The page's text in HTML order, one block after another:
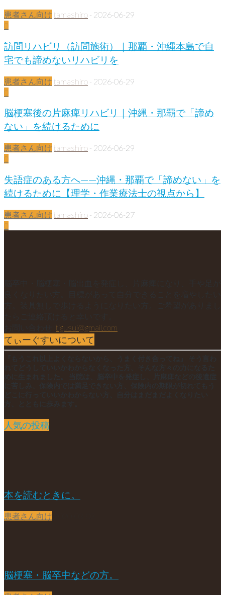
患者さん向け tamashiro - 2026-06-29
0
訪問リハビリ（訪問施術）｜那覇・沖縄本島で自
宅でも諦めないリハビリを
患者さん向け tamashiro - 2026-06-29
0
脳梗塞後の片麻痺リハビリ｜沖縄・那覇で「諦め
ない」を続けるために
患者さん向け tamashiro - 2026-06-29
0
失語症のある方へ——沖縄・那覇で「諦めない」を
続けるために【理学・作業療法士の視点から】
患者さん向け tamashiro - 2026-06-27
0
tigusui@gmail.com
てぃーぐすいについて
人気の投稿
本を読むときに。
患者さん向け
脳梗塞・脳卒中などの方。